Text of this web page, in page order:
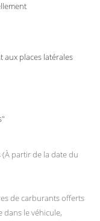
aux places latérales
partir de la date du
de carburants offerts
dans le véhicule,